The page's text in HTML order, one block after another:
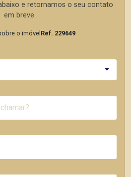
e retornamos o seu contato
em breve.
o imóvel Ref. 229649